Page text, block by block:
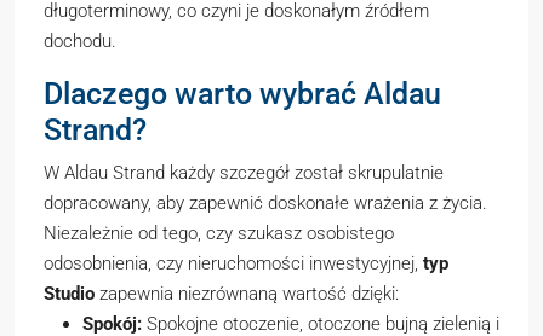
długoterminowy, co czyni je doskonałym źródłem
dochodu.
Dlaczego warto wybrać Aldau
Strand?
W Aldau Strand każdy szczegół został skrupulatnie
dopracowany, aby zapewnić doskonałe wrażenia z życia.
Niezależnie od tego, czy szukasz osobistego
odosobnienia, czy nieruchomości inwestycyjnej, typ
Studio zapewnia niezrównaną wartość dzięki:
Spokój: Spokojne otoczenie, otoczone bujną zielenią i